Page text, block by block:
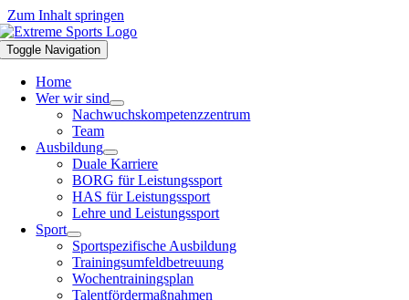
Zum Inhalt springen
Toggle Navigation
Home
Wer wir sind
Nachwuchskompetenzzentrum
Team
Ausbildung
Duale Karriere
BORG für Leistungssport
HAS für Leistungssport
Lehre und Leistungssport
Sport
Sportspezifische Ausbildung
Trainingsumfeldbetreuung
Wochentrainingsplan
Talentfördermaßnahmen